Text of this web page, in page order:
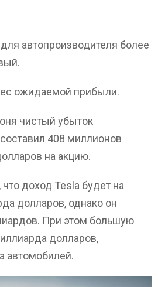
автопроизводителя более
ожидаемой прибыли.
чистый убыток
408 миллионов
на акцию.
доход Tesla будет на
долларов, однако он
При этом большую
долларов,
автомобилей.